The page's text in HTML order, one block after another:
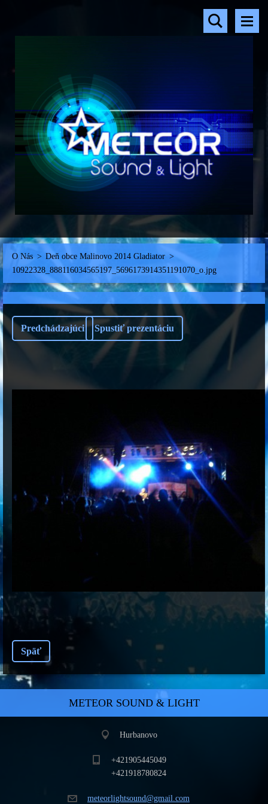
O Nás > Deň obce Malinovo 2014 Gladiator >
10922328_888116034565197_5696173914351191070_o.jpg
Predchádzajúci Spustiť prezentáciu
Späť
METEOR SOUND & LIGHT
Hurbanovo
+421905445049
+421918780824
meteorlightsound@gmail.com